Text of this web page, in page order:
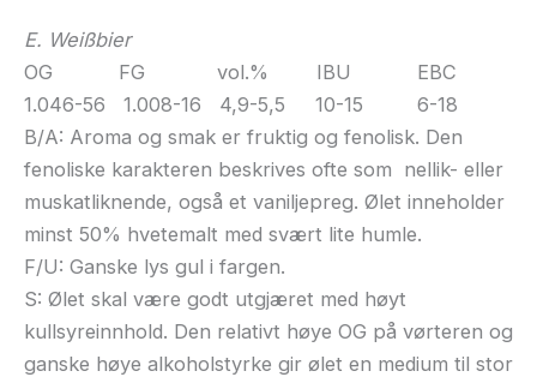
E. Weißbier
OG FG vol.% IBU EBC
1.046-56 1.008-16 4,9-5,5 10-15 6-18
B/A: Aroma og smak er fruktig og fenolisk. Den
fenoliske karakteren beskrives ofte som nellik- eller
muskatliknende, også et vaniljepreg. Ølet inneholder
minst 50% hvetemalt med svært lite humle.
F/U: Ganske lys gul i fargen.
S: Ølet skal være godt utgjæret med høyt
kullsyreinnhold. Den relativt høye OG på vørteren og
ganske høye alkoholstyrke gir ølet en medium til stor